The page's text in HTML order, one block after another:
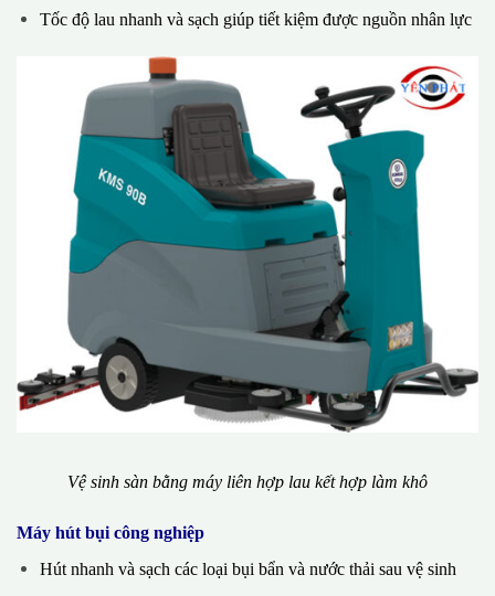
Tốc độ lau nhanh và sạch giúp tiết kiệm được nguồn nhân lực
Vệ sinh sàn bằng máy liên hợp lau kết hợp làm khô
Máy hút bụi công nghiệp
Hút nhanh và sạch các loại bụi bẩn và nước thải sau vệ sinh